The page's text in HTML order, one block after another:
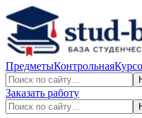
ПредметыКонтрольная
Заказать работу